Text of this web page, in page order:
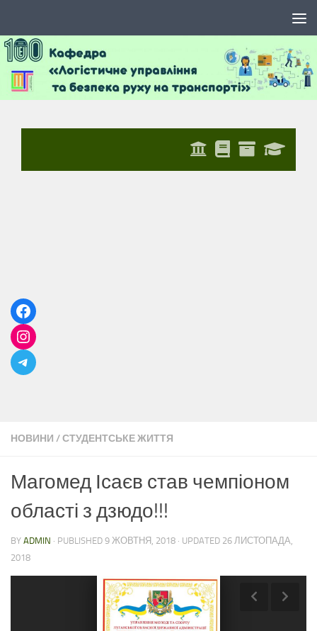
НОВИНИ /СТУДЕНТСЬКЕ ЖИТТЯ
Магомед Ісаєв став чемпіоном
області з дзюдо!!!
BY ADMIN · PUBLISHED 9 ЖОВТНЯ, 2018 · UPDATED 26 ЛИСТОПАДА,
2018